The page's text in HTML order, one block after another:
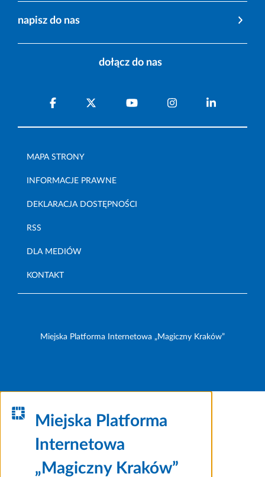
napisz do nas
dołącz do nas
MAPA STRONY
INFORMACJE PRAWNE
DEKLARACJA DOSTĘPNOŚCI
RSS
DLA MEDIÓW
KONTAKT
Miejska Platforma Internetowa „Magiczny Kraków”
Miejska Platforma
Internetowa
„Magiczny Kraków”